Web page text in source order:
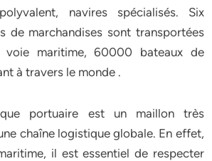
navires spécialisés. Six
de marchandises sont transportées
maritime, 60000 bateaux de
à travers le monde .
portuaire est un maillon très
chaîne logistique globale. En effet,
il est essentiel de respecter